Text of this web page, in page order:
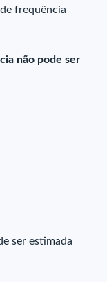
frequência
não pode ser
ser estimada